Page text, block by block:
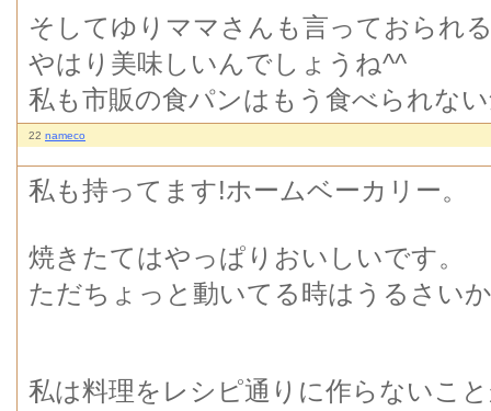
そしてゆりママさんも言っておられ
やはり美味しいんでしょうね^^
私も市販の食パンはもう食べられな
22 nameco
私も持ってます!ホームベーカリー。
焼きたてはやっぱりおいしいです。
ただちょっと動いてる時はうるさい
私は料理をレシピ通りに作らないこ